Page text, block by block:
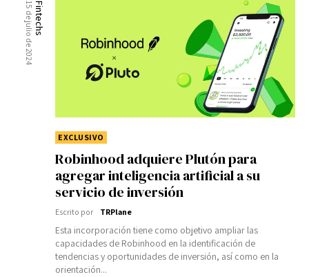
Fintechs
15 de julio de 2024
EXCLUSIVO
Robinhood adquiere Plutón para
agregar inteligencia artificial a su
servicio de inversión
Escrito por TRPlane
Esta incorporación tiene como objetivo ampliar las
capacidades de Robinhood en la identificación de
tendencias y oportunidades de inversión, así como en la
orientación...